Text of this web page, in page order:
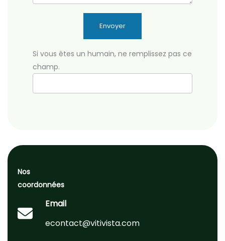
Envoyer
Si vous êtes un humain, ne remplissez pas ce
champ.
Nos
coordonnées
Email
econtact@vitivista.com